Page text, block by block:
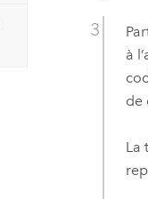
à
de
La